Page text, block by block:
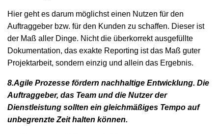
Hier geht es darum möglichst einen Nutzen für den
Auftraggeber bzw. für den Kunden zu schaffen. Dieser ist
der Maß aller Dinge. Nicht die überkorrekt ausgefüllte
Dokumentation, das exakte Reporting ist das Maß guter
Projektarbeit, sondern einzig und allein das Ergebnis.
8.Agile Prozesse fördern nachhaltige Entwicklung. Die
Auftraggeber, das Team und die Nutzer der
Dienstleistung sollten ein gleichmäßiges Tempo auf
unbegrenzte Zeit halten können.